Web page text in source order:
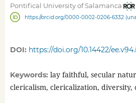
Pontifical University of Salamanca
https://orcid.org/0000-0002-0206-6332
DOI: https://doi.org/10.14422/
Keywords: lay faithful, secular
clericalism, clericalization,